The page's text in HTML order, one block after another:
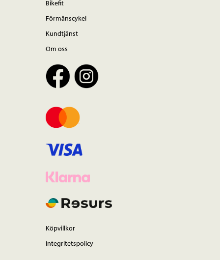
Bikefit
Förmånscykel
Kundtjänst
Om oss
Köpvillkor
Integritetspolicy